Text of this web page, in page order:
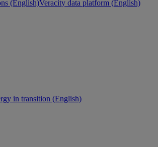
(English)Veracity data platform (English)
in transition (English)